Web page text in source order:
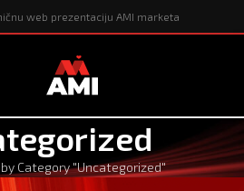
web prezentaciju AMI marketa
Category "Uncategorized"